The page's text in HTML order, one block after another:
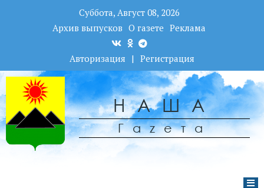
Суббота, Август 08, 2026
Архив выпусков О газете Реклама
Авторизация | Регистрация
НАША
Гаzета